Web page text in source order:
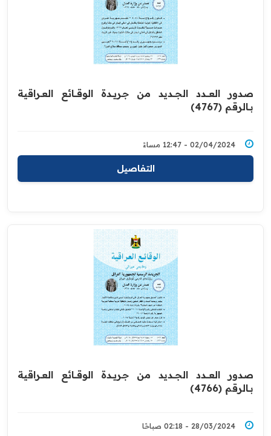
صدور العــــدد الجـــديد من جـريــدة ‏الوقــــائع العــراقية
بــالرقم (4767)‏
02/04/2024 - 12:47 مساءً
التفاصيل
صدور العــــدد الجـــديد من جـريــدة ‏الوقــــائع العــراقية
بــالرقم (4766)‏
28/03/2024 - 02:18 صباحًا